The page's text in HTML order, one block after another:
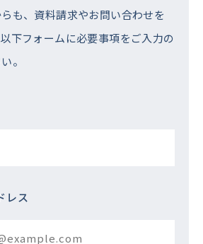
も、資料請求やお問い合わせを
下フォームに必要事項をご⼊⼒の
。
レス